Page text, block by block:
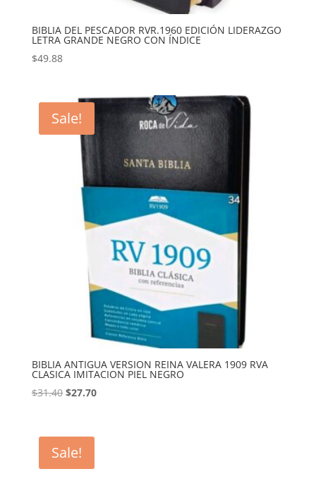
BIBLIA DEL PESCADOR RVR.1960 EDICIÓN LIDERAZGO
LETRA GRANDE NEGRO CON ÍNDICE
$49.88
Sale!
BIBLIA ANTIGUA VERSION REINA VALERA 1909 RVA
CLASICA IMITACION PIEL NEGRO
$31.40 Original
$31.40.
$27.70Current
Sale!